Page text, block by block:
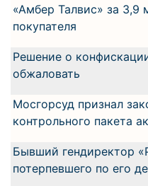
«Амбер Талвис» за 3,9
покупателя
Решение о
обжаловать
Мосгорсуд признал
контрольного пакета
Бывший гендиректор
потерпевшего по его